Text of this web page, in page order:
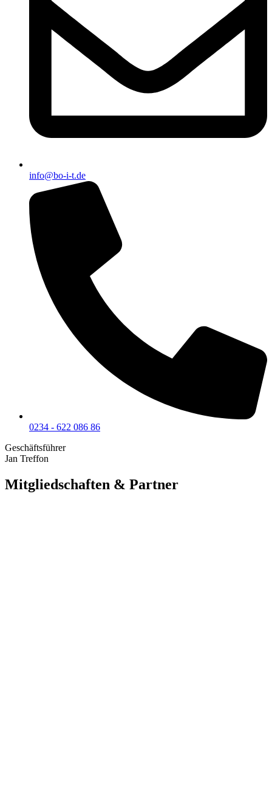
info@bo-i-t.de
0234 - 622 086 86
Geschäftsführer
Jan Treffon
Mitgliedschaften & Partner